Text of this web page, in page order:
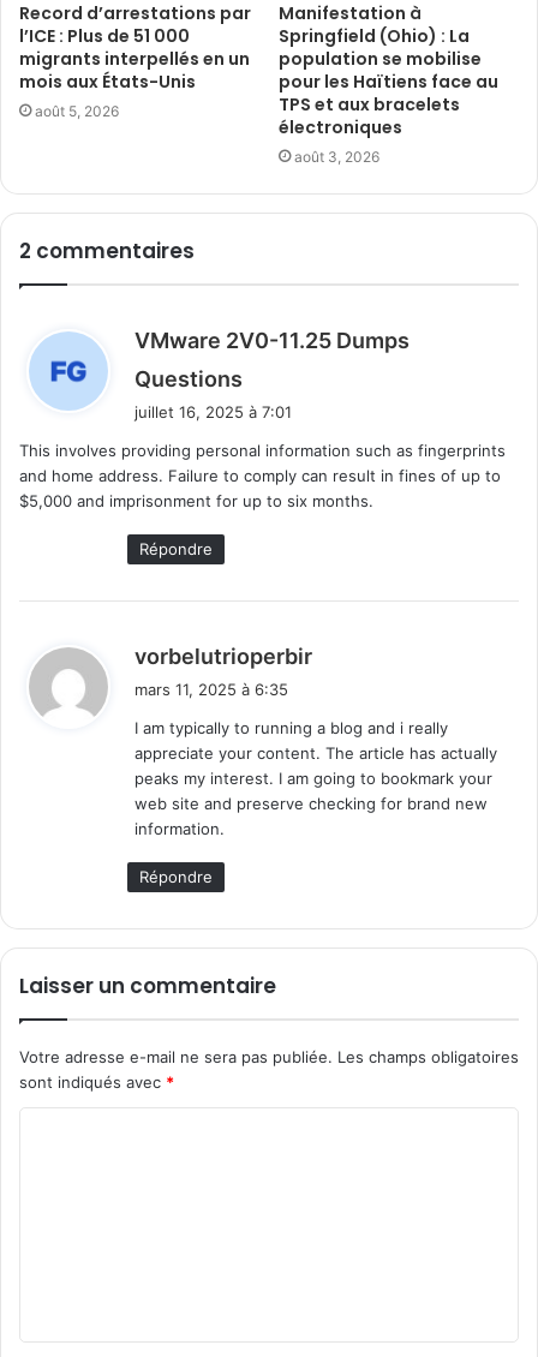
Record d’arrestations par
l’ICE : Plus de 51 000
migrants interpellés en un
mois aux États-Unis
août 5, 2026
Manifestation à
Springfield (Ohio) : La
population se mobilise
pour les Haïtiens face au
TPS et aux bracelets
électroniques
août 3, 2026
2 commentaires
VMware 2V0-11.25 Dumps
Questions
:
juillet 16, 2025 à 7:01
This involves providing personal information such as fingerprints
and home address. Failure to comply can result in fines of up to
$5,000 and imprisonment for up to six months.
Répondre
vorbelutrioperbir
:
mars 11, 2025 à 6:35
I am typically to running a blog and i really
appreciate your content. The article has actually
peaks my interest. I am going to bookmark your
web site and preserve checking for brand new
information.
Répondre
Laisser un commentaire
Votre adresse e-mail ne sera pas publiée. Les champs obligatoires
sont indiqués avec *
t